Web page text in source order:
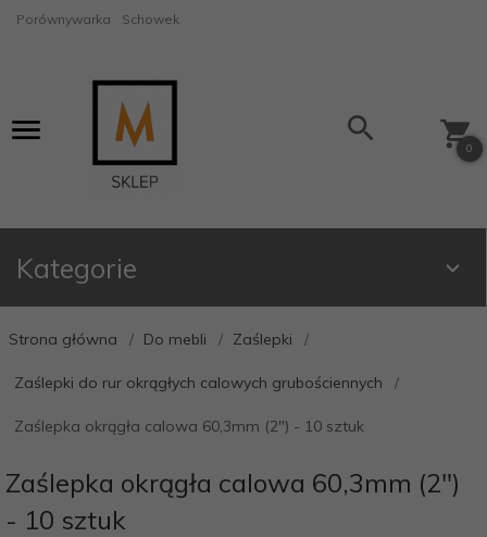
Porównywarka Schowek
0
Kategorie
Strona główna Do mebli Zaślepki
Zaślepki do rur okrągłych calowych grubościennych
Zaślepka okrągła calowa 60,3mm (2") - 10 sztuk
Zaślepka okrągła calowa 60,3mm (2")
- 10 sztuk